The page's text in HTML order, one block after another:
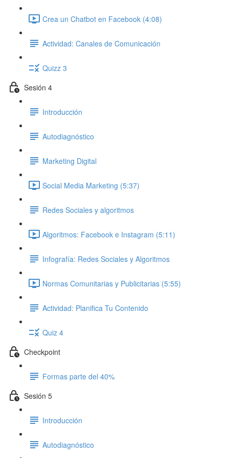
Crea un Chatbot en Facebook (4:08)
Actividad: Canales de Comunicación
Quizz 3
Sesión 4
Introducción
Autodiagnóstico
Marketing Digital
Social Media Marketing (5:37)
Redes Sociales y algoritmos
Algoritmos: Facebook e Instagram (5:11)
Infografía: Redes Sociales y Algoritmos
Normas Comunitarias y Publicitarias (5:55)
Actividad: Planifica Tu Contenido
Quiz 4
Checkpoint
Formas parte del 40%
Sesión 5
Introducción
Autodiagnóstico